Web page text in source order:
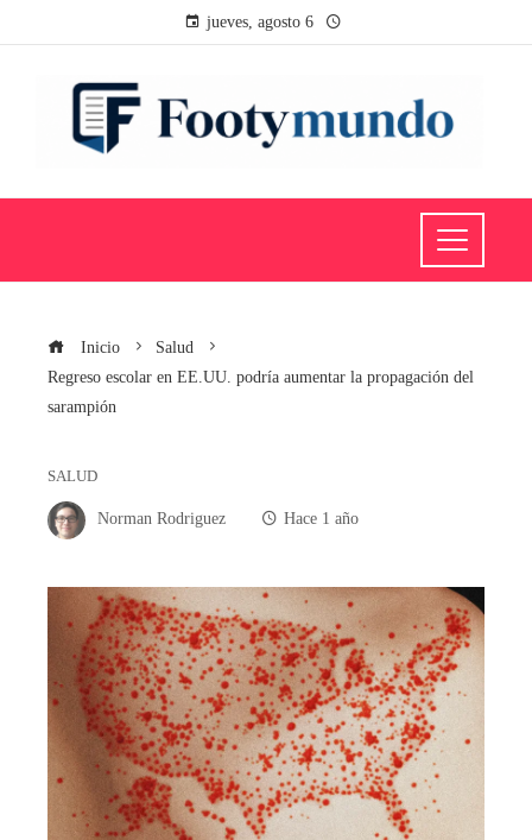
jueves, agosto 6
Inicio
Salud
Regreso escolar en EE.UU. podría aumentar la propagación del
sarampión
SALUD
Norman Rodriguez Hace 1 año